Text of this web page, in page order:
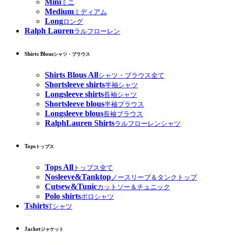
Miniミニ
Medium ミディアム
Longロング
Ralph Laurenラルフローレン
Shirts Blousシャツ・ブラウス
Shirts Blous Allシャツ・ブラウス全て
Shortsleeve shirts半袖シャツ
Longsleeve shirts長袖シャツ
Shortsleeve blous半袖ブラウス
Longsleeve blous長袖ブラウス
RalphLauren Shirtsラルフローレンシャツ
Tops トップス
Tops All トップス全て
Nosleeve&Tanktopノースリーブ＆タンクトップ
Cutsew&Tunicカットソー＆チュニック
Polo shirtsポロシャツ
TshirtsTシャツ
Jacketジャケット